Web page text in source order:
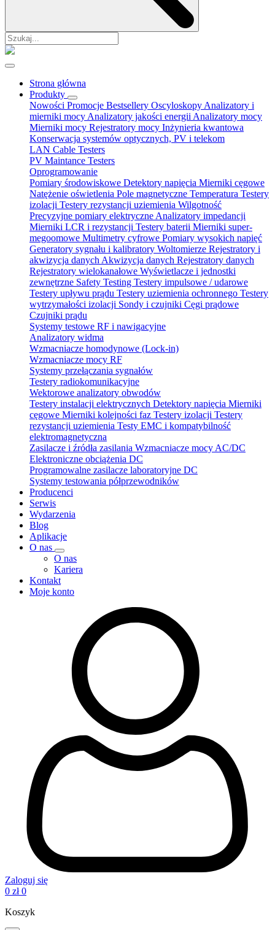
Strona główna
Produkty
Nowości Promocje Bestsellery Oscyloskopy Analizatory i
mierniki mocy Analizatory jakości energii Analizatory mocy
Mierniki mocy Rejestratory mocy Inżynieria kwantowa
Konserwacja systemów optycznych, PV i telekom
LAN Cable Testers
PV Maintance Testers
Oprogramowanie
Pomiary środowiskowe Detektory napięcia Mierniki cęgowe
Natężenie oświetlenia Pole magnetyczne Temperatura Testery
izolacji Testery rezystancji uziemienia Wilgotność
Precyzyjne pomiary elektryczne Analizatory impedancji
Mierniki LCR i rezystancji Testery baterii Mierniki super-
megoomowe Multimetry cyfrowe Pomiary wysokich napięć
Generatory sygnału i kalibratory Woltomierze Rejestratory i
akwizycja danych Akwizycja danych Rejestratory danych
Rejestratory wielokanałowe Wyświetlacze i jednostki
zewnętrzne Safety Testing Testery impulsowe / udarowe
Testery upływu prądu Testery uziemienia ochronnego Testery
wytrzymałości izolacji Sondy i czujniki Cęgi prądowe
Czujniki prądu
Systemy testowe RF i nawigacyjne
Analizatory widma
Wzmacniacze homodynowe (Lock‑in)
Wzmacniacze mocy RF
Systemy przełączania sygnałów
Testery radiokomunikacyjne
Wektorowe analizatory obwodów
Testery instalacji elektrycznych Detektory napięcia Mierniki
cęgowe Mierniki kolejności faz Testery izolacji Testery
rezystancji uziemienia Testy EMC i kompatybilność
elektromagnetyczna
Zasilacze i źródła zasilania Wzmacniacze mocy AC/DC
Elektroniczne obciążenia DC
Programowalne zasilacze laboratoryjne DC
Systemy testowania półprzewodników
Producenci
Serwis
Wydarzenia
Blog
Aplikacje
O nas
O nas
Kariera
Kontakt
Moje konto
Zaloguj się
0 zł 0
Koszyk